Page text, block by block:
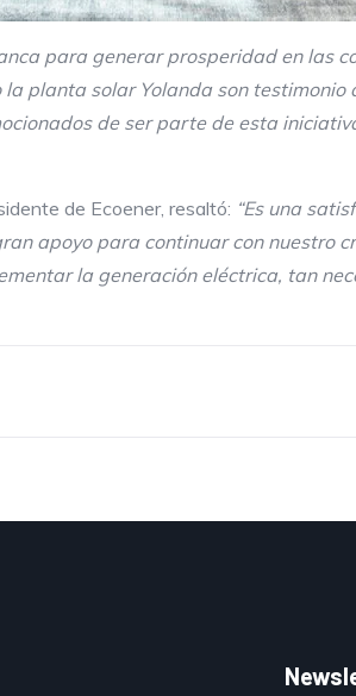
para generar prosperidad en las
planta solar Yolanda son
de ser parte de esta
de Ecoener, resaltó: “Es una
apoyo para continuar con nuestro
la generación eléctrica, tan